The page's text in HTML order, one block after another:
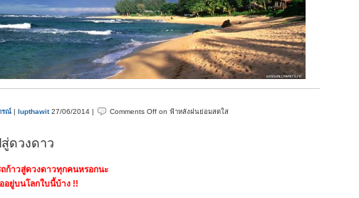
รณ์ | lupthawit27/06/2014 | Comments Off on ฟ้าหลังฝนย่อมสดใส
ดวงดาว
ถก้าวสู่ดวงดาวทุกคนหรอกนะ
อยู่บนโลกใบนี้บ้าง !!